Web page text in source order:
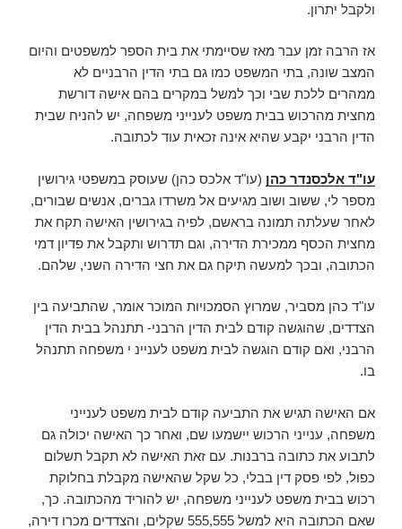
ולקבל יתרון.
אז הרבה זמן עבר מאז שסיימתי את בית הספר למשפטים והיום
המצב שונה, בתי המשפט כמו גם בתי הדין הרבניים לא
ממהרים ללכת שבי וכך למשל במקרים בהם אישה דורשת
מחצית מהרכוש בבית משפט לענייני משפחה, יש להניח שבית
הדין הרבני יקבע שהיא אינה זכאית עוד לכתובה.
עו"ד אלכסנדר כהן (עו"ד אלכס כהן) שעוסק במשפטי גירושין
מספר לי, ששוב ושוב מגיעים אל משרדו גברים, אנשים שבורים,
לאחר שעלתה תמונה בראשם, לפיה בגירושין האישה תקח את
מחצית הכסף ממכירת הדירה, וגם תדרוש ותקבל את פדיון דמי
הכתובה, ובכך למעשה תיקח גם את חצי הדירה השני, שלהם.
עו"ד כהן מסביר, שמרוץ הסמכויות המוכר אומר, שהתביעה בין
הצדדים, שהוגשה קודם לבית הדין הרבני- תתנהל בבית הדין
הרבני, ואם קודם הוגשה לבית משפט לעניינ י משפחה תתנהל
בו.
אם האישה תגיש את התביעה קודם לבית משפט לענייני
משפחה, ענייני הרכוש יישמעו שם, ואחר כך האישה יכולה גם
לתבוע את כתובה ברבנות. עם זאת האישה לא תקבל תשלום
כפול, לפי פסק דין בבלי, כל שקל שהאישה מקבלת בחלוקת
רכוש בבית משפט לענייני משפחה, יש להוריד מהכתובה. כך,
שאם הכתובה היא למשל 555,555 שקלים, והצדדים מכרו דירה,